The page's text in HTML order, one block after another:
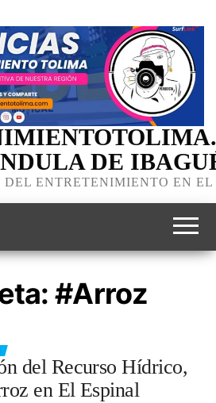
DE
DEL ENTRETENIMIENTO EN
#Arroz
del Recurso Hídrico,
en El Espinal